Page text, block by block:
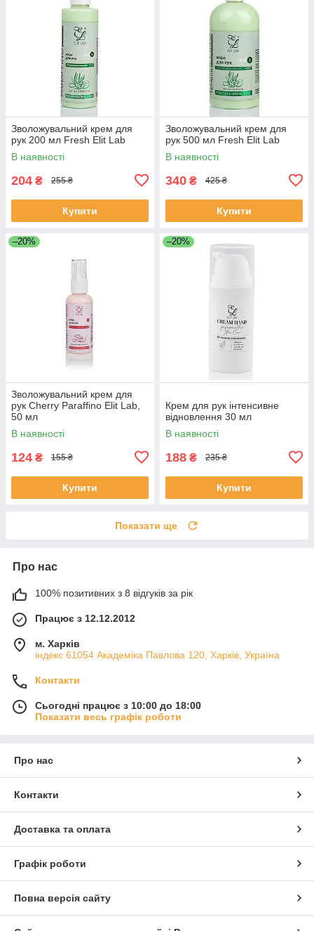
Зволожувальний крем для
рук 200 мл Fresh Elit Lab
В наявності
204 ₴ 255 ₴
Купити
Зволожувальний крем для
рук 500 мл Fresh Elit Lab
В наявності
340 ₴ 425 ₴
Купити
–20%
Зволожувальний крем для
рук Cherry Paraffino Elit Lab,
50 мл
В наявності
124 ₴ 155 ₴
Купити
–20%
Крем для рук інтенсивне
відновлення 30 мл
В наявності
188 ₴ 235 ₴
Купити
Показати ще
Про нас
100% позитивних з 8 відгуків за рік
Працює з 12.12.2012
м. Харків
індекс 61054 Академіка Павлова 120, Харків, Україна
Контакти
Сьогодні працює з 10:00 до 18:00
Показати весь графік роботи
Про нас
Контакти
Доставка та оплата
Графік роботи
Повна версія сайту